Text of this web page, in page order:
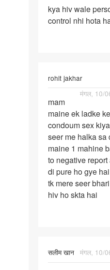
kya
hiv
kya hiv wale
control nhi hota
rohit jakhar
मंगल, 10/
mam
maine
ek
ladke
ke
sath
mam
maine ek ladke
condoum sex
seer me halka sa
maine 1 mahine
to negative
di pure ho gye
tk mere seer
hiv ho skta hai
सलीम खान मंगल, 10/